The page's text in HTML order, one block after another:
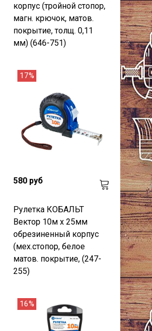
корпус (тройной стопор,
магн. крючок, матов.
покрытие, толщ. 0,11
мм) (646-751)
17%
580 руб
Рулетка КОБАЛЬТ
Вектор 10м x 25мм
обрезиненный корпус
(мех.стопор, белое
матов. покрытие, (247-
255)
16%